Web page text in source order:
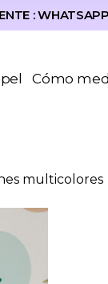
:
Cómo
multicolores